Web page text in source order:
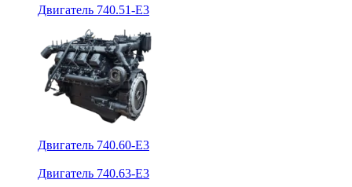
Двигатель 740.51-E3
Двигатель 740.60-E3
Двигатель 740.63-E3